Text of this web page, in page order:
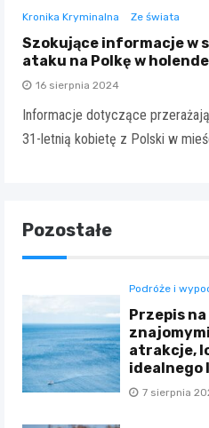
Kronika Kryminalna Ze świata
Szokujące informacje w
ataku na Polkę w
16 sierpnia 2024
Informacje dotyczące
31-letnią kobietę z Polski w
Pozostałe
Podróże i
Przepis
atrakcje,
idealnego
7 sierpnia